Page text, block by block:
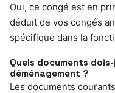
Oui, ce congé est en
déduit de vos congés
spécifique dans la
Quels documents
déménagement ?
Les documents